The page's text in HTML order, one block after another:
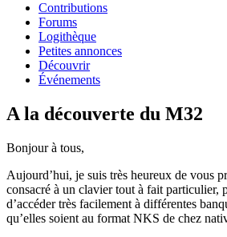
Contributions
Forums
Logithèque
Petites annonces
Découvrir
Événements
A la découverte du M32
Bonjour à tous,
Aujourd’hui, je suis très heureux de vous
consacré à un clavier tout à fait particulier,
d’accéder très facilement à différentes
qu’elles soient au format NKS de chez